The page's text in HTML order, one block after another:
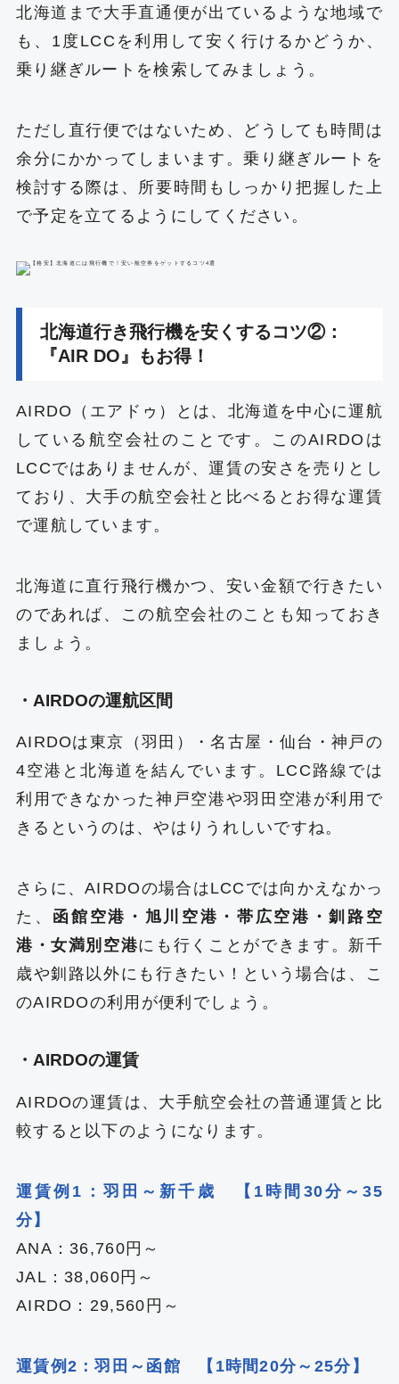
北海道まで大手直通便が出ているような地域で
も、1度LCCを利用して安く行けるかどうか、
乗り継ぎルートを検索してみましょう。
ただし直行便ではないため、どうしても時間は
余分にかかってしまいます。乗り継ぎルートを
検討する際は、所要時間もしっかり把握した上
で予定を立てるようにしてください。
北海道行き飛行機を安くするコツ②：
『AIR DO』もお得！
AIRDO（エアドゥ）とは、北海道を中心に運航
している航空会社のことです。このAIRDOは
LCCではありませんが、運賃の安さを売りとし
ており、大手の航空会社と比べるとお得な運賃
で運航しています。
北海道に直行飛行機かつ、安い金額で行きたい
のであれば、この航空会社のことも知っておき
ましょう。
・AIRDOの運航区間
AIRDOは東京（羽田）・名古屋・仙台・神戸の
4空港と北海道を結んでいます。LCC路線では
利用できなかった神戸空港や羽田空港が利用で
きるというのは、やはりうれしいですね。
さらに、AIRDOの場合はLCCでは向かえなかっ
た、 函館空港・旭川空港・帯広空港・釧路空
港・女満別空港にも行くことができます。新千
歳や釧路以外にも行きたい！という場合は、こ
のAIRDOの利用が便利でしょう。
・AIRDOの運賃
AIRDOの運賃は、大手航空会社の普通運賃と比
較すると以下のようになります。
運賃例1：羽田～新千歳 【1時間30分～35
分】
ANA：36,760円～
JAL：38,060円～
AIRDO：29,560円～
運賃例2：羽田～函館 【1時間20分～25分】